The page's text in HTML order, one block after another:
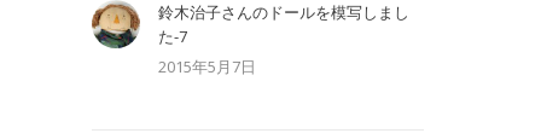
鈴木治子さんのドールを模写しまし
た-7
2015年5月7日